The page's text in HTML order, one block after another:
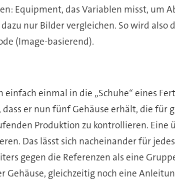
Equipment, das Variablen misst, um
nur Bilder vergleichen. So wird also
(Image-basierend).
einmal in die „Schuhe“ eines
er nun fünf Gehäuse erhält, die für
Produktion zu kontrollieren. Eine
Das lässt sich nacheinander für
gegen die Referenzen als eine
gleichzeitig noch eine